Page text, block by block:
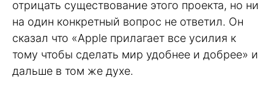
отрицать существование этого проекта, но ни
на один конкретный вопрос не ответил. Он
сказал что «Apple прилагает все усилия к
тому чтобы сделать мир удобнее и добрее» и
дальше в том же духе.